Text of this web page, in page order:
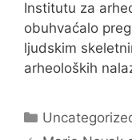
Institutu za
obuhvaćalo
ljudskim
arheoloških
Kategorije